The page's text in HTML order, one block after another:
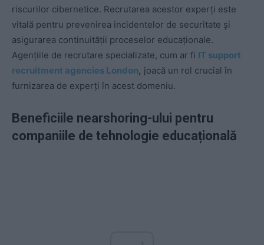
riscurilor cibernetice. Recrutarea acestor experți este
vitală pentru prevenirea incidentelor de securitate și
asigurarea continuității proceselor educaționale.
Agențiile de recrutare specializate, cum ar fi IT support
recruitment agencies London, joacă un rol crucial în
furnizarea de experți în acest domeniu.
Beneficiile nearshoring-ului pentru
companiile de tehnologie educațională